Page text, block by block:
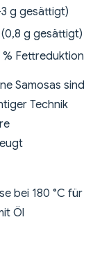
g gesättigt)
(0,8 g gesättigt)
Fettreduktion
Samosas sind
Technik
bei 180 °C für
Öl